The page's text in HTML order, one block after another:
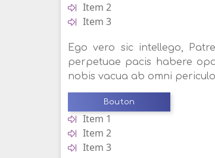
Item 2
Item 3
Ego vero sic intellego,
perpetuae pacis habere
nobis vacua ab omni
Bouton
Item 1
Item 2
Item 3